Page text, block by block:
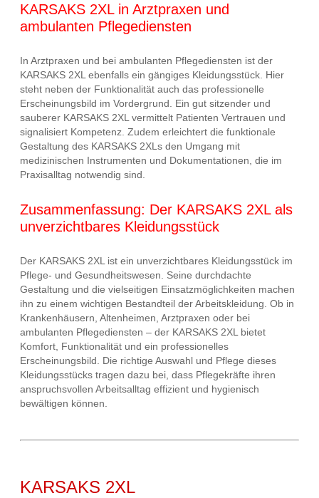
KARSAKS 2XL in Arztpraxen und
ambulanten Pflegediensten
In Arztpraxen und bei ambulanten Pflegediensten ist der
KARSAKS 2XL ebenfalls ein gängiges Kleidungsstück. Hier
steht neben der Funktionalität auch das professionelle
Erscheinungsbild im Vordergrund. Ein gut sitzender und
sauberer KARSAKS 2XL vermittelt Patienten Vertrauen und
signalisiert Kompetenz. Zudem erleichtert die funktionale
Gestaltung des KARSAKS 2XLs den Umgang mit
medizinischen Instrumenten und Dokumentationen, die im
Praxisalltag notwendig sind.
Zusammenfassung: Der KARSAKS 2XL als
unverzichtbares Kleidungsstück
Der KARSAKS 2XL ist ein unverzichtbares Kleidungsstück im
Pflege- und Gesundheitswesen. Seine durchdachte
Gestaltung und die vielseitigen Einsatzmöglichkeiten machen
ihn zu einem wichtigen Bestandteil der Arbeitskleidung. Ob in
Krankenhäusern, Altenheimen, Arztpraxen oder bei
ambulanten Pflegediensten – der KARSAKS 2XL bietet
Komfort, Funktionalität und ein professionelles
Erscheinungsbild. Die richtige Auswahl und Pflege dieses
Kleidungsstücks tragen dazu bei, dass Pflegekräfte ihren
anspruchsvollen Arbeitsalltag effizient und hygienisch
bewältigen können.
KARSAKS 2XL